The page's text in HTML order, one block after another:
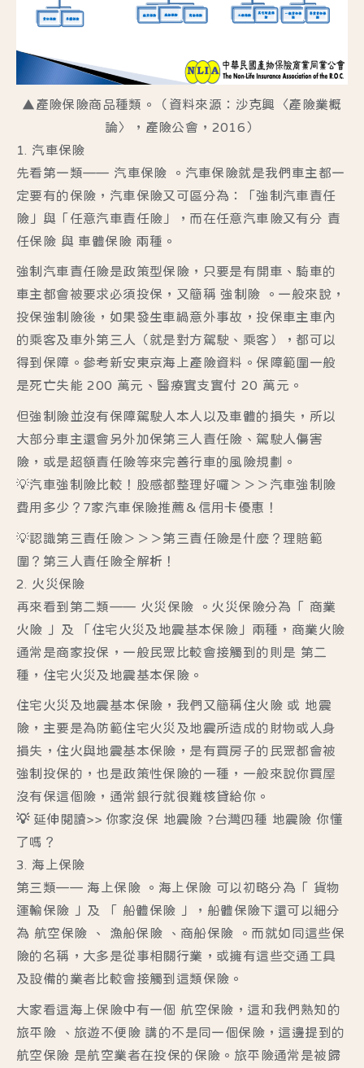
▲產險保險商品種類。（資料來源： 沙克興〈產險業概
論〉，產險公會，2016 ）
1. 汽車保險
先看第一類—— 汽車保險 。汽車保險就是我們車主都一
定要有的保險，汽車保險又可區分為：「強制汽車責任
險」與「任意汽車責任險」，而在任意汽車險又有分 責
任保險 與 車體保險 兩種。
強制汽車責任險是政策型保險，只要是有開車、騎車的
車主都會被要求必須投保，又簡稱 強制險 。一般來說，
投保強制險後，如果發生車禍意外事故，投保車主車內
的乘客及車外第三人（就是對方駕駛、乘客），都可以
得到保障。參考新安東京海上產險資料 。保障範圍一般
是死亡失能 200 萬元、醫療實支實付 20 萬元。
但強制險並沒有保障駕駛人本人以及車體的損失，所以
大部分車主還會另外加保第三人責任險、駕駛人傷害
險，或是超額責任險等來完善行車的風險規劃。
💡汽車強制險比較！股感都整理好囉＞＞＞ 汽車強制險
費用多少？7家汽車保險推薦＆信用卡優惠！
💡認識第三責任險＞＞＞第三責任險是什麼？理賠範
圍？第三人責任險全解析！
2. 火災保險
再來看到第二類—— 火災保險 。火災保險分為「 商業
火險 」及 「住宅火災及地震基本保險」兩種，商業火險
通常是商家投保，一般民眾比較會接觸到的則是 第二
種，住宅火災及地震基本保險。
住宅火災及地震基本保險，我們又簡稱住火險 或 地震
險，主要是為防範住宅火災及地震所造成的財物或人身
損失，住火與地震基本保險，是有買房子的民眾都會被
強制投保的，也是政策性保險的一種，一般來說你買屋
沒有保這個險，通常銀行就很難核貸給你。
💡 延伸閱讀>> 你家沒保 地震險 ?台灣四種 地震險 你懂
了嗎？
3. 海上保險
第三類—— 海上保險 。海上保險 可以初略分為「 貨物
運輸保險 」及 「 船體保險 」，船體保險下還可以細分
為 航空保險 、 漁船保險 、商船保險 。而就如同這些保
險的名稱，大多是從事相關行業，或擁有這些交通工具
及設備的業者比較會接觸到這類保險。
大家看這海上保險中有一個 航空保險，這和我們熟知的
旅平險 、旅遊不便險 講的不是同一個保險，這邊提到的
航空保險 是航空業者在投保的保險。旅平險通常是被歸